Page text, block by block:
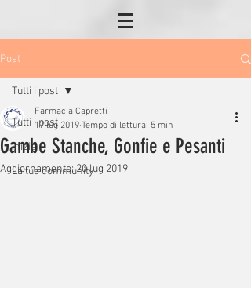
Post
Tutti i post
Inizia
La tua community
Tutti i post
Gambe Stanche, Gonfie e Pesanti
Farmacia Capretti
17 lug 2019 Tempo di lettura: 5 min
Aggiornamento:20 lug 2019